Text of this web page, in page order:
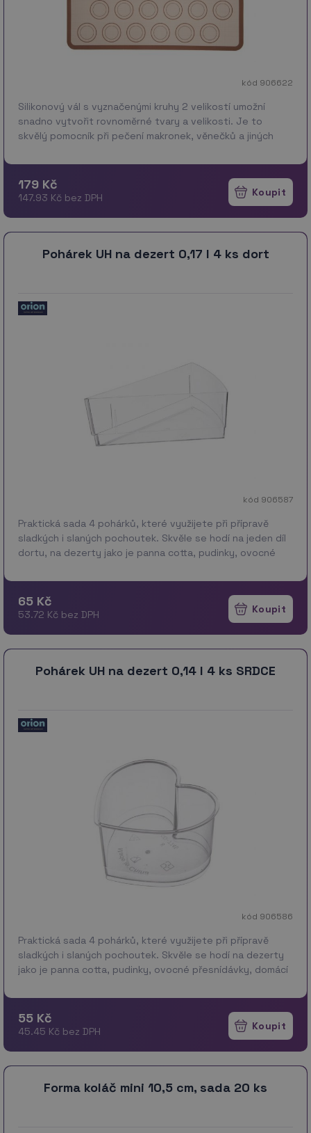
kód 906622
Silikonový vál s vyznačenými kruhy 2 velikostí umožní
snadno vytvořit rovnoměrné tvary a velikosti. Je to
skvělý pomocník při pečení makronek, věnečků a jiných
179 Kč
147.93 Kč bez DPH
Pohárek UH na dezert 0,17 l 4 ks dort
kód 906587
Praktická sada 4 pohárků, které využijete při přípravě
sladkých i slaných pochoutek. Skvěle se hodí na jeden díl
dortu, na dezerty jako je panna cotta, pudinky, ovocné
65 Kč
53.72 Kč bez DPH
Pohárek UH na dezert 0,14 l 4 ks SRDCE
kód 906586
Praktická sada 4 pohárků, které využijete při přípravě
sladkých i slaných pochoutek. Skvěle se hodí na dezerty
jako je panna cotta, pudinky, ovocné přesnídávky, domácí
55 Kč
45.45 Kč bez DPH
Forma koláč mini 10,5 cm, sada 20 ks